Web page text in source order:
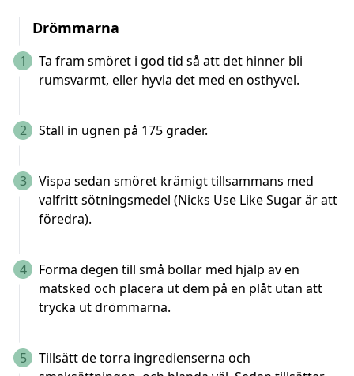
Drömmarna
1
Ta fram smöret i god tid så att det hinner bli
rumsvarmt, eller hyvla det med en osthyvel.
2 Ställ in ugnen på 175 grader.
3
Vispa sedan smöret krämigt tillsammans med
valfritt sötningsmedel (Nicks Use Like Sugar är att
föredra).
4
Forma degen till små bollar med hjälp av en
matsked och placera ut dem på en plåt utan att
trycka ut drömmarna.
5
Tillsätt de torra ingredienserna och